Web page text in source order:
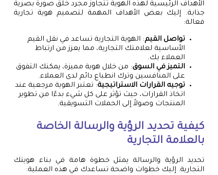
الأهداف الرئيسية لهذه الهوية تتجاوز مجرد خلق صورة بصرية
جذابة. إليك بعض الأهداف المهمة لتصميم هوية تجارية
فعالة:
تواصل القيم: الهوية التجارية تساعد في نقل القيم
الأساسية لعلامتك التجارية، مما يعزز من ارتباط
العملاء بك.
التميز في السوق: من خلال هوية مميزة، يمكنك التفوق
على المنافسين وترك انطباع دائم لدى العملاء.
توجيه القرارات الاستراتيجية: تعتبر الهوية مرجعية عند
اتخاذ القرارات، حيث تؤثر على كل شيء بدءًا من تطوير
المنتجات وصولاً إلى الحملات التسويقية.
كيفية تحديد الرؤية والرسالة الخاصة
بالعلامة التجارية
تحديد الرؤية والرسالة يمثل خطوة هامة في بناء هويتك
التجارية. إليك خطوات واضحة تساعدك في هذه العملية: